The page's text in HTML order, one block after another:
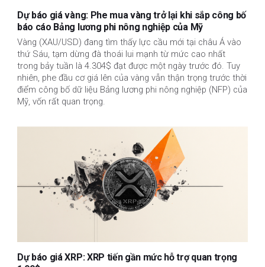
Dự báo giá vàng: Phe mua vàng trở lại khi sắp công bố
báo cáo Bảng lương phi nông nghiệp của Mỹ
Vàng (XAU/USD) đang tìm thấy lực cầu mới tại châu Á vào
thứ Sáu, tạm dừng đà thoái lui mạnh từ mức cao nhất
trong bảy tuần là 4.304$ đạt được một ngày trước đó. Tuy
nhiên, phe đầu cơ giá lên của vàng vẫn thận trọng trước thời
điểm công bố dữ liệu Bảng lương phi nông nghiệp (NFP) của
Mỹ, vốn rất quan trọng.
Dự báo giá XRP: XRP tiến gần mức hỗ trợ quan trọng